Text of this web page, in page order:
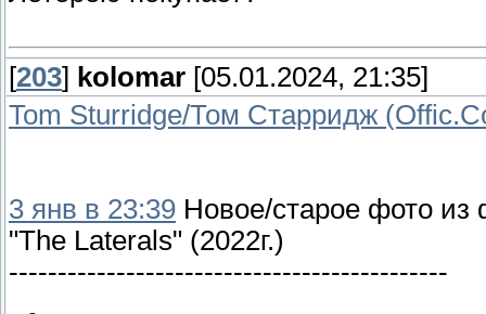
[203] kolomar [05.01.2024, 21:35]
Tom Sturridge/Том Старридж
3 янв в 23:39 Новое/старое фото из
"The Laterals" (2022г.)
---------------------------------------------